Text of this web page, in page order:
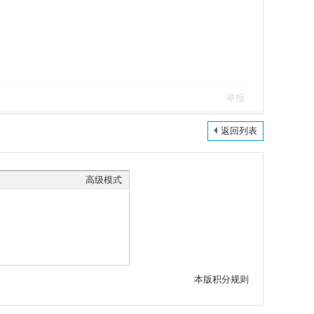
举报
返回列表
高级模式
本版积分规则